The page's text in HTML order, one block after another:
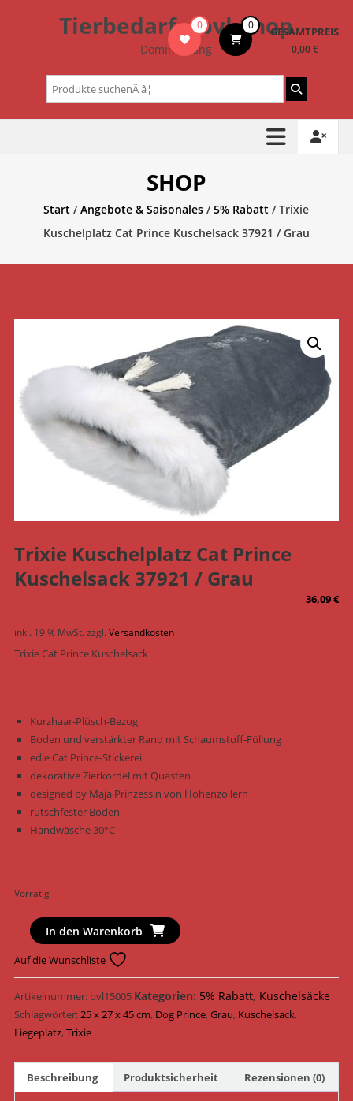
Tierbedarf – bvl-Shop
Dominik Lang
0 0 GESAMTPREIS
0,00 €
Suchen
nach:
SHOP
Start /Angebote & Saisonales /5% Rabatt / Trixie
Kuschelplatz Cat Prince Kuschelsack 37921 / Grau
Trixie Kuschelplatz Cat Prince
Kuschelsack 37921 / Grau
36,09€
inkl. 19 % MwSt.zzgl.Versandkosten
Trixie Cat Prince Kuschelsack
Kurzhaar-Plüsch-Bezug
Boden und verstärkter Rand mit Schaumstoff-Füllung
edle Cat Prince-Stickerei
dekorative Zierkordel mit Quasten
designed by Maja Prinzessin von Hohenzollern
rutschfester Boden
Handwäsche 30°C
Vorrätig
Trixie
Kuschelplatz
Cat
Prince
Kuschelsack
37921
/
In den Warenkorb
Auf die Wunschliste
Artikelnummer: bvl15005 Kategorien: 5% Rabatt, Kuschelsäcke
Schlagwörter:25 x 27 x 45 cm, Dog Prince,Grau, Kuschelsack,
Liegeplatz,Trixie
Beschreibung Produktsicherheit Rezensionen (0)